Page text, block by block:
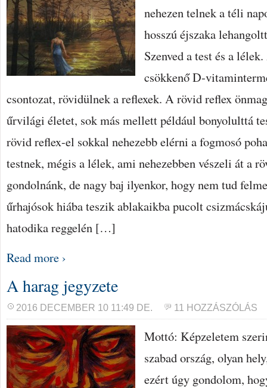
nehezen telnek a téli
hosszú éjszaka
Szenved a test és a
csökkenő D-
csontozat, rövidülnek a reflexek. A rövid reflex
űrvilági életet, sok más mellett például bonyolulttá
rövid reflex-el sokkal nehezebb elérni a fogmosó
testnek, mégis a lélek, ami nehezebben vészeli át a
gondolnánk, de nagy baj ilyenkor, hogy nem tud
űrhajósok hiába teszik ablakaikba pucolt
hatodika reggelén […]
Read more ›
A harag jegyzete
2016 DECEMBER 10 11:49 DE. 11 HOZZÁSZÓLÁS
Mottó: Képzeletem
szabad ország, olyan
ezért úgy gondolom,